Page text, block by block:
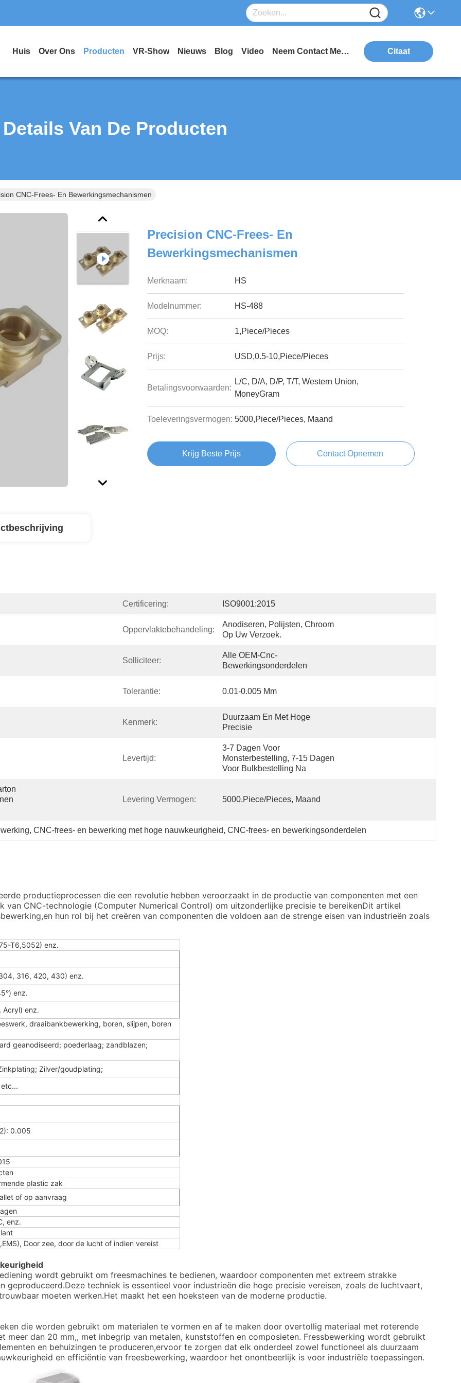
Huis Over Ons Producten VR-Show Nieuws Blog Video Neem Contact Met Ons Op Citaat
Details Van De Producten
CNC-Frees- En Bewerkingsmechanismen
Precision CNC-Frees- En
Bewerkingsmechanismen
Merknaam: HS
Modelnummer: HS-488
MOQ: 1,Piece/Pieces
Prijs: USD,0.5-10,Piece/Pieces
Betalingsvoorwaarden:
L/C, D/A, D/P, T/T, Western Union,
MoneyGram
Toeleveringsvermogen: 5000,Piece/Pieces, Maand
Krijg Beste Prijs Contact Opnemen
Certificering: ISO9001:2015
Oppervlaktebehandeling:
Anodiseren, Polijsten, Chroom
Op Uw Verzoek.
Solliciteer:
Alle OEM-Cnc-
Bewerkingsonderdelen
Tolerantie: 0.01-0.005 Mm
Kenmerk:
Duurzaam En Met Hoge
Precisie
Levertijd:
3-7 Dagen Voor
Monsterbestelling, 7-15 Dagen
Voor Bulkbestelling Na
Levering Vermogen: 5000,Piece/Pieces, Maand
, CNC-frees- en bewerking met hoge nauwkeurigheid, CNC-frees- en bewerkingsonderdelen
productieprocessen die een revolutie hebben veroorzaakt in de productie van componenten met een
van CNC-technologie (Computer Numerical Control) om uitzonderlijke precisie te bereikenDit artikel
hun rol bij het creëren van componenten die voldoen aan de strenge eisen van industrieën zoals
T6,5052) enz.
316, 420, 430) enz.
enz.
Acryl) enz.
draaibankbewerking, boren, slijpen, boren
geanodiseerd; poederlaag; zandblazen;
Zilver/goudplating;
0.005
plastic zak
of op aanvraag
enz.
Door zee, door de lucht of indien vereist
wordt gebruikt om freesmachines te bedienen, waardoor componenten met extreem strakke
geproduceerd.Deze techniek is essentieel voor industrieën die hoge precisie vereisen, zoals de luchtvaart,
moeten werken.Het maakt het een hoeksteen van de moderne productie.
die worden gebruikt om materialen te vormen en af te maken door overtollig materiaal met roterende
meer dan 20 mm,, met inbegrip van metalen, kunststoffen en composieten. Fressbewerking wordt gebruikt
en behuizingen te produceren,ervoor te zorgen dat elk onderdeel zowel functioneel als duurzaam
en efficiëntie van freesbewerking, waardoor het onontbeerlijk is voor industriële toepassingen.